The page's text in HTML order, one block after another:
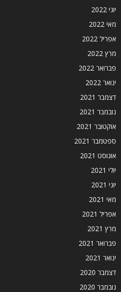
יוני 2022
מאי 2022
אפריל 2022
מרץ 2022
פברואר 2022
ינואר 2022
דצמבר 2021
נובמבר 2021
אוקטובר 2021
ספטמבר 2021
אוגוסט 2021
יולי 2021
יוני 2021
מאי 2021
אפריל 2021
מרץ 2021
פברואר 2021
ינואר 2021
דצמבר 2020
נובמבר 2020